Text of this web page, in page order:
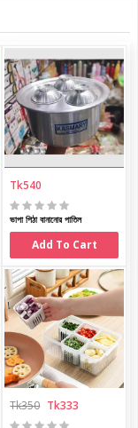
Tk540
ভাপা পিঠা বানানোর পাতিল
Add To Cart
Tk350 Tk333